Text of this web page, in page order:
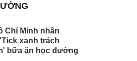
Chí Minh nhân
xanh trách
bữa ăn học đường